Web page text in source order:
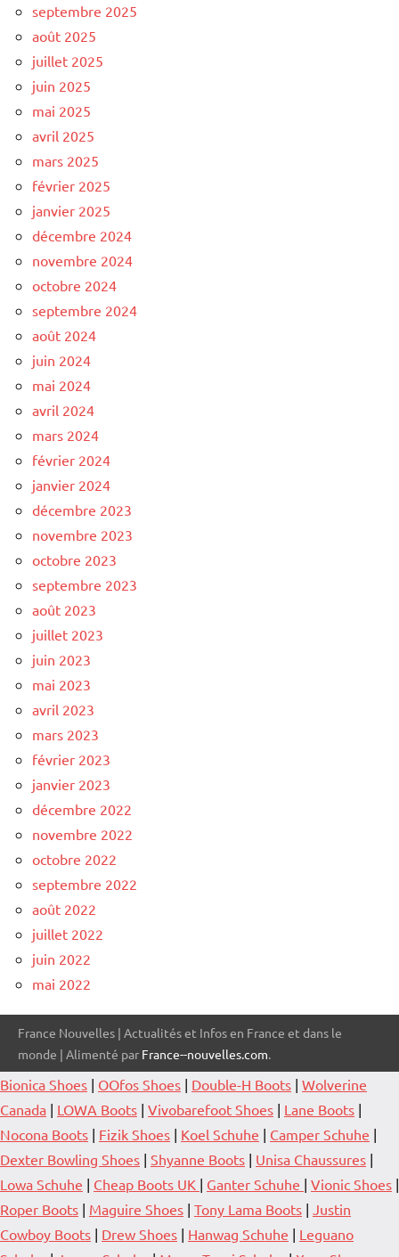
septembre 2025
août 2025
juillet 2025
juin 2025
mai 2025
avril 2025
mars 2025
février 2025
janvier 2025
décembre 2024
novembre 2024
octobre 2024
septembre 2024
août 2024
juin 2024
mai 2024
avril 2024
mars 2024
février 2024
janvier 2024
décembre 2023
novembre 2023
octobre 2023
septembre 2023
août 2023
juillet 2023
juin 2023
mai 2023
avril 2023
mars 2023
février 2023
janvier 2023
décembre 2022
novembre 2022
octobre 2022
septembre 2022
août 2022
juillet 2022
juin 2022
mai 2022
France Nouvelles | Actualités et Infos en France et dans le
monde | Alimenté par France--nouvelles.com.
Bionica Shoes | OOfos Shoes | Double-H Boots | Wolverine
Canada | LOWA Boots | Vivobarefoot Shoes | Lane Boots |
Nocona Boots | Fizik Shoes | Koel Schuhe | Camper Schuhe |
Dexter Bowling Shoes | Shyanne Boots | Unisa Chaussures |
Lowa Schuhe | Cheap Boots UK | Ganter Schuhe | Vionic Shoes |
Roper Boots | Maguire Shoes | Tony Lama Boots | Justin
Cowboy Boots | Drew Shoes | Hanwag Schuhe | Leguano